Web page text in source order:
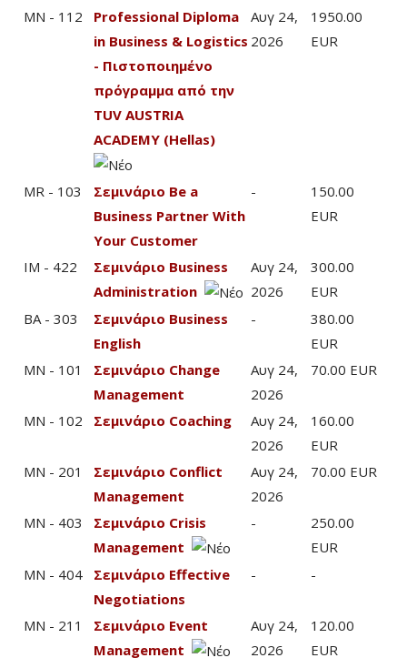
MN - 112
Professional Diploma
in Business & Logistics
- Πιστοποιημένο
πρόγραμμα από την
TUV AUSTRIA
ACADEMY (Hellas)
Αυγ 24,
2026
1950.00
EUR
MR - 103
Σεμινάριο Be a
Business Partner With
Your Customer
-
150.00
EUR
IM - 422
Σεμινάριο Business
Administration
Αυγ 24,
2026
300.00
EUR
BA - 303
Σεμινάριο Business
English
-
380.00
EUR
MN - 101
Σεμινάριο Change
Management
Αυγ 24,
2026
70.00 EUR
MN - 102 Σεμινάριο Coaching
Αυγ 24,
2026
160.00
EUR
MN - 201
Σεμινάριο Conflict
Management
Αυγ 24,
2026
70.00 EUR
MN - 403
Σεμινάριο Crisis
Management
-
250.00
EUR
MN - 404
Σεμινάριο Effective
Negotiations
- -
MN - 211
Σεμινάριο Event
Management
Αυγ 24,
2026
120.00
EUR